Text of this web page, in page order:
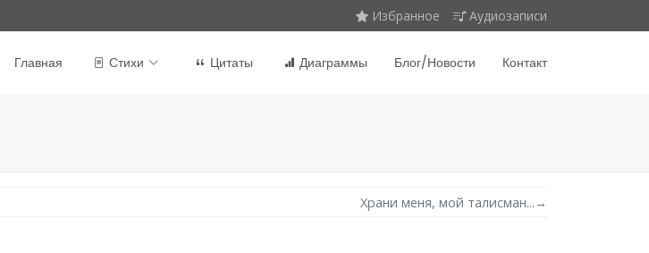
Избранное Аудиозаписи
Главная Стихи Цитаты Диаграммы Блог/Новости Контакт
Храни меня, мой талисман... →